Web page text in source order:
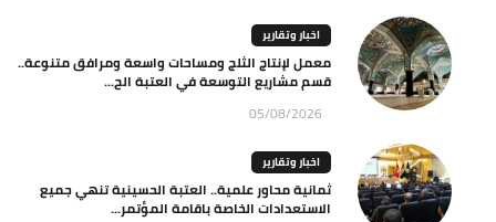
اخبار وتقارير
معمل لإنتاج الثلج ومساحات واسعة ومرافق متنوعة..
قسم مشاريع التوسعة في العتبة الح...
05/08/2026
اخبار وتقارير
ثمانية محاور علمية.. العتبة الحسينية تنهي جميع
الاستعدادات الخاصة باقامة المؤتمر...